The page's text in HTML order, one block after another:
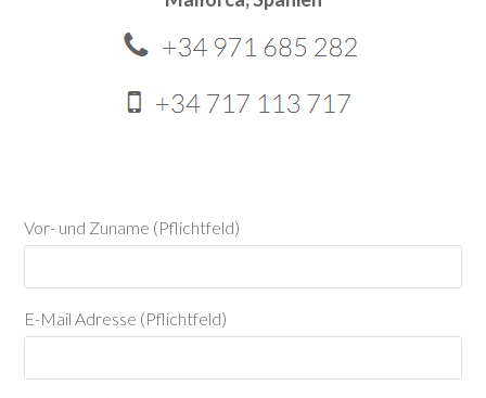
Vor- und Zuname (Pflichtfeld)
E-Mail Adresse (Pflichtfeld)